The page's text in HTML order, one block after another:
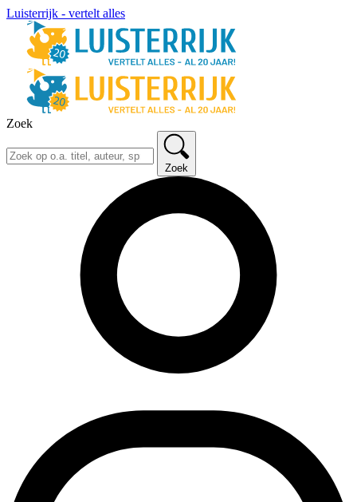
Luisterrijk - vertelt alles
Zoek
Zoek